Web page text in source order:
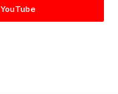
YouTube